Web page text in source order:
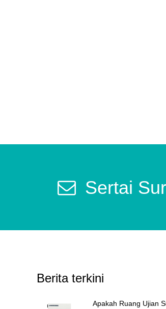
Sertai
Berita terkini
Apakah Ruang Ujian